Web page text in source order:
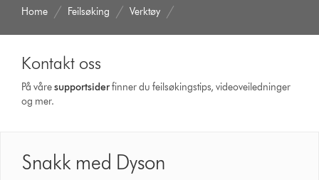
Home Feilsøking Verktøy
Kontakt oss
På våresupportsiderfinner du feilsøkingstips, videoveiledninger
og mer.
Snakk med Dyson